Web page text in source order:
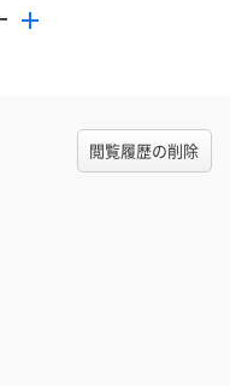
閲覧履歴の削除